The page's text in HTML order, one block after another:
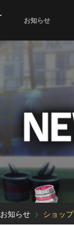
お知らせ
お知らせ ショップ